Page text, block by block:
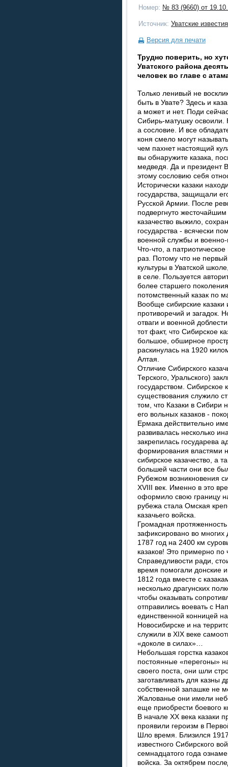
Номер: № 83 (9660) от
Источник: Уватские известия
Версия для печати
Трудно поверить, но
Уватского района
человек во главе с
Только ленивый не
быть в Увате? Здесь и
а может и нет. Поди
Сибирь-матушку освоили.
а сословие. И все
коня смело могут
чем пахнет настоящий
вы обнаружите казака,
медведя. Да и президент
этому сословию себя
Исторически казаки
государства, защищали
Русской Армии. После
подвергнуто
казачество выжило,
государства - всячески
военной службы и
Что-что, а
раз. Потому что не
культуры в Уватской
в селе. Пользуется
более старшего
потомственный казак по
Вообще сибирские
противоречий и загадок.
отваги и военной
тот факт, что Сибирское
большое, обширное
раскинулась на 1920
Алтая.
Отличие Сибирского
Терского, Уральского)
государством. Сибирское
существования служило
том, что Казаки в Сибири
его вольных казаков -
Ермака действительно
развивалась несколько
закрепилась государева
формирования властями
сибирское казачество, а
большей части они все
Рубежом возникновения
XVIII век. Именно в это
оформило свою границу
рубежа стала Омская
казачьего войска.
Громадная
зафиксировано во
1787 год на 2400 км
казаков! Это примерно по
Справедливости ради,
время помогали донские
1812 года вместе с
несколько драгунских
чтобы оказывать
отправились воевать с
единственной конницей
Новосибирске и на
служили в XIX веке
«доколе в силах»…
Небольшая горстка
постоянные «перегоны»
своего поста, они шли
заготавливать для казны
собственной запашке не
Жалованье они имели
еще приобрести боевого
В начале ХХ века казаки
проявили героизм в
Шло время. Близился
известного Сибирского
семнадцатого года
войска. За октябрем